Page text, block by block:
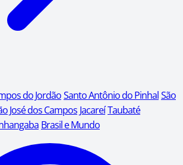
do JordãoSanto Antônio do PinhalSão
José dos Campos JacareíTaubaté
Brasil e Mundo